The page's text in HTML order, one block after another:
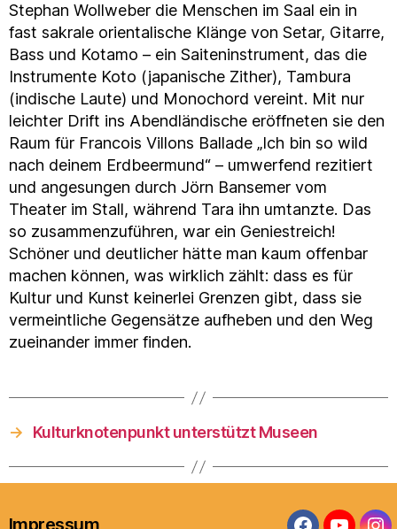
Stephan Wollweber die Menschen im Saal ein in
fast sakrale orientalische Klänge von Setar, Gitarre,
Bass und Kotamo – ein Saiteninstrument, das die
Instrumente Koto (japanische Zither), Tambura
(indische Laute) und Monochord vereint. Mit nur
leichter Drift ins Abendländische eröffneten sie den
Raum für Francois Villons Ballade „Ich bin so wild
nach deinem Erdbeermund“ – umwerfend rezitiert
und angesungen durch Jörn Bansemer vom
Theater im Stall, während Tara ihn umtanzte. Das
so zusammenzuführen, war ein Geniestreich!
Schöner und deutlicher hätte man kaum offenbar
machen können, was wirklich zählt: dass es für
Kultur und Kunst keinerlei Grenzen gibt, dass sie
vermeintliche Gegensätze aufheben und den Weg
zueinander immer finden.
→ Kulturknotenpunkt unterstützt Museen
Impressum